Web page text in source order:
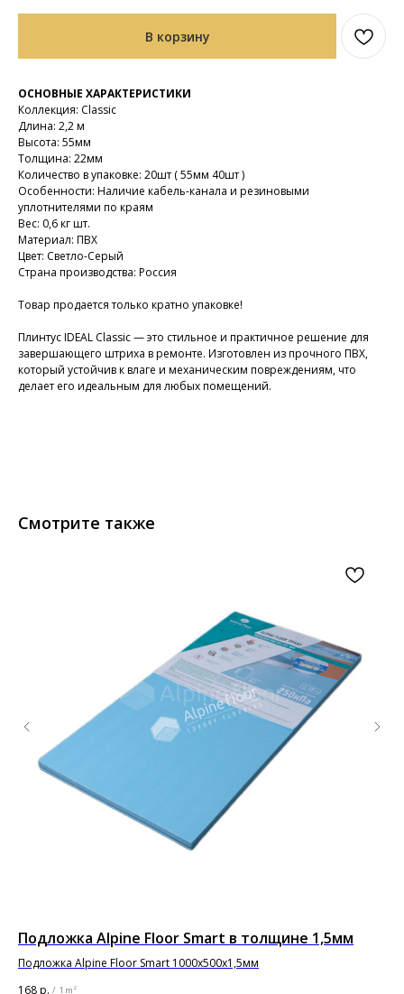
В корзину
ОСНОВНЫЕ ХАРАКТЕРИСТИКИ
Коллекция: Classic
Длина: 2,2 м
Высота: 55мм
Толщина: 22мм
Количество в упаковке: 20шт ( 55мм 40шт )
Особенности: Наличие кабель-канала и резиновыми
уплотнителями по краям
Вес: 0,6 кг шт.
Материал: ПВХ
Цвет: Светло-Серый
Страна производства: Россия
Товар продается только кратно упаковке!
Плинтус IDEAL Classic — это стильное и практичное решение для
завершающего штриха в ремонте. Изготовлен из прочного ПВХ,
который устойчив к влаге и механическим повреждениям, что
делает его идеальным для любых помещений.
Смотрите также
Подложка Alpine Floor Smart в толщине 1,5мм
Подложка Alpine Floor Smart 1000х500х1,5мм
168р. / 1 m²